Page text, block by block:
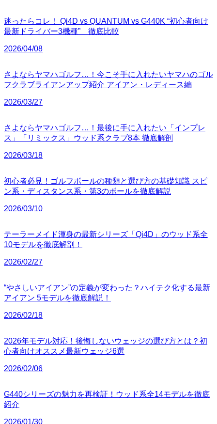
迷ったらコレ！ Qi4D vs QUANTUM vs G440K “初心者向け
最新ドライバー3機種” 徹底比較
2026/04/08
さよならヤマハゴルフ…！今こそ手に入れたいヤマハのゴル
フクラブライアンアップ紹介 アイアン・レディース編
2026/03/27
さよならヤマハゴルフ…！最後に手に入れたい「インプレ
ス」「リミックス」ウッド系クラブ8本 徹底解剖
2026/03/18
初心者必見！ゴルフボールの種類と選び方の基礎知識 スピ
ン系・ディスタンス系・第3のボールを徹底解説
2026/03/10
テーラーメイド渾身の最新シリーズ「Qi4D」のウッド系全
10モデルを徹底解剖！
2026/02/27
“やさしいアイアン”の定義が変わった？ハイテク化する最新
アイアン 5モデルを徹底解説！
2026/02/18
2026年モデル対応！後悔しないウェッジの選び方とは？初
心者向けオススメ最新ウェッジ6選
2026/02/06
G440シリーズの魅力を再検証！ウッド系全14モデルを徹底
紹介
2026/01/30